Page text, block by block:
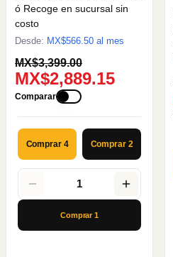
ó Recoge en sucursal sin
costo
Desde: MX$566.50 al mes
MX$3,399.00
MX$2,889.15
Comparar
Comprar 4 Comprar 2
1
Comprar1